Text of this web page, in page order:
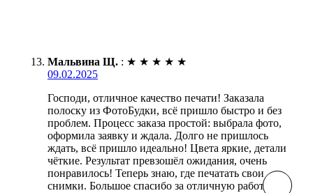
Мальвина Щ. : ★ ★ ★ ★ ★
09.02.2025
Господи, отличное качество печати! Заказала
полоску из ФотоБудки, всё пришло быстро и без
проблем. Процесс заказа простой: выбрала фото,
оформила заявку и ждала. Долго не пришлось
ждать, всё пришло идеально! Цвета яркие, детали
чёткие. Результат превзошёл ожидания, очень
понравилось! Теперь знаю, где печатать свои
снимки. Большое спасибо за отличную работу!